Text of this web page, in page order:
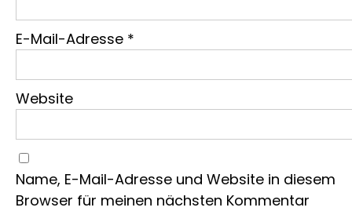
E-Mail-Adresse *
Website
Name, E-Mail-Adresse und Website in diesem
Browser für meinen nächsten Kommentar